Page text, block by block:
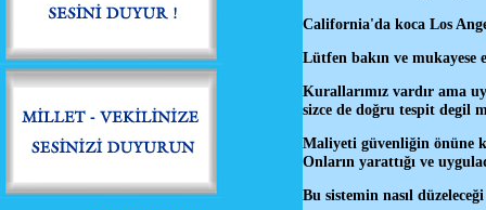
California'da koca Los
Lütfen bakın ve
Kurallarımız vardır ama
sizce de doğru tespit degil
Maliyeti güvenliğin önüne
Onların yarattığı ve
Bu sistemin nasıl